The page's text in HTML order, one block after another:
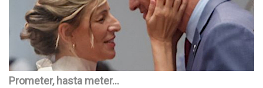
Prometer, hasta meter…